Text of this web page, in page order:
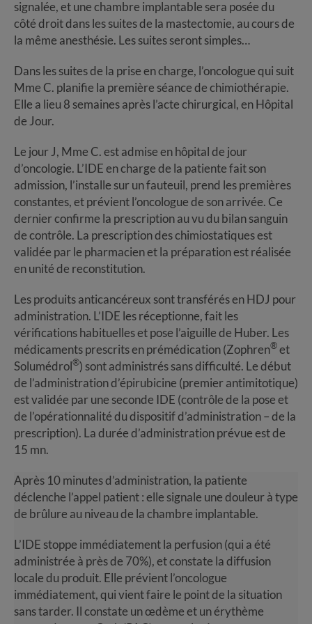
signalée, et une chambre implantable sera posée du
côté droit dans les suites de la mastectomie, au cours de
la même anesthésie. Les suites seront simples…
Dans les suites de la prise en charge, l’oncologue qui suit
Mme C. planifie la première séance de chimiothérapie.
Elle a lieu 8 semaines après l’acte chirurgical, en Hôpital
de Jour.
Le jour J, Mme C. est admise en hôpital de jour
d’oncologie. L’IDE en charge de la patiente fait son
admission, l’installe sur un fauteuil, prend les premières
constantes, et prévient l’oncologue de son arrivée. Ce
dernier confirme la prescription au vu du bilan sanguin
de contrôle. La prescription des chimiostatiques est
validée par le pharmacien et la préparation est réalisée
en unité de reconstitution.
Les produits anticancéreux sont transférés en HDJ pour
administration. L’IDE les réceptionne, fait les
vérifications habituelles et pose l’aiguille de Huber. Les
médicaments prescrits en prémédication (Zophren®et
Solumédrol®) sont administrés sans difficulté. Le début
de l’administration d’épirubicine (premier antimitotique)
est validée par une seconde IDE (contrôle de la pose et
de l’opérationnalité du dispositif d’administration – de la
prescription). La durée d’administration prévue est de
15 mn.
Après 10 minutes d’administration, la patiente
déclenche l’appel patient : elle signale une douleur à type
de brûlure au niveau de la chambre implantable.
L’IDE stoppe immédiatement la perfusion (qui a été
administrée à près de 70%), et constate la diffusion
locale du produit. Elle prévient l’oncologue
immédiatement, qui vient faire le point de la situation
sans tarder. Il constate un œdème et un érythème